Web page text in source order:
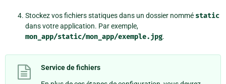
Stockez vos fichiers statiques dans un dossier nommé static
dans votre application. Par exemple,
mon_app/static/mon_app/exemple.jpg.
Service de fichiers